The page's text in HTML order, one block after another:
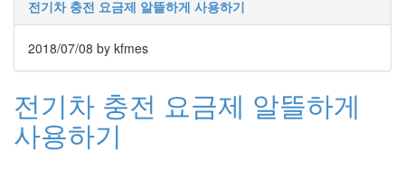
전기차 충전 요금제 알뜰하게 사용하기
2018/07/08 by kfmes
전기차 충전 요금제 알뜰하게
사용하기
kfmes
JateON
테
슬
라